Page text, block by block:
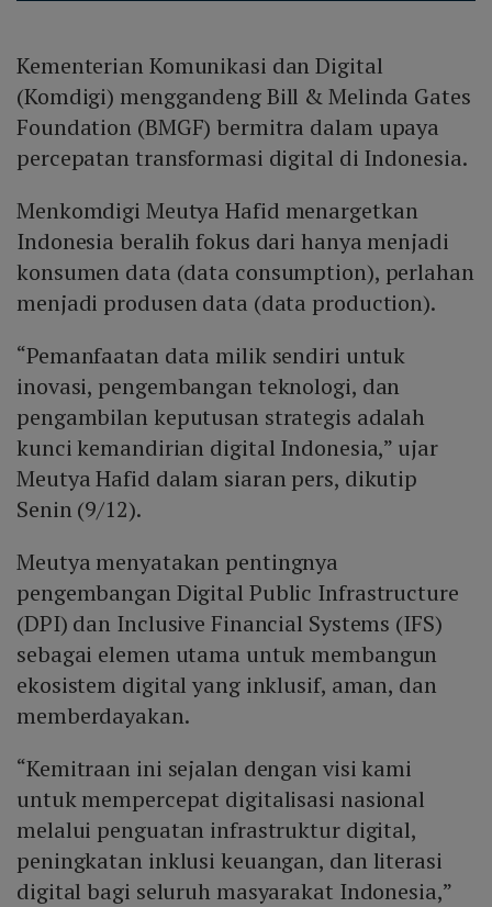
Kementerian Komunikasi dan Digital
(Komdigi) menggandeng Bill & Melinda Gates
Foundation (BMGF) bermitra dalam upaya
percepatan transformasi digital di Indonesia.
Menkomdigi Meutya Hafid menargetkan
Indonesia beralih fokus dari hanya menjadi
konsumen data (data consumption), perlahan
menjadi produsen data (data production).
“Pemanfaatan data milik sendiri untuk
inovasi, pengembangan teknologi, dan
pengambilan keputusan strategis adalah
kunci kemandirian digital Indonesia,” ujar
Meutya Hafid dalam siaran pers, dikutip
Senin (9/12).
Meutya menyatakan pentingnya
pengembangan Digital Public Infrastructure
(DPI) dan Inclusive Financial Systems (IFS)
sebagai elemen utama untuk membangun
ekosistem digital yang inklusif, aman, dan
memberdayakan.
“Kemitraan ini sejalan dengan visi kami
untuk mempercepat digitalisasi nasional
melalui penguatan infrastruktur digital,
peningkatan inklusi keuangan, dan literasi
digital bagi seluruh masyarakat Indonesia,”